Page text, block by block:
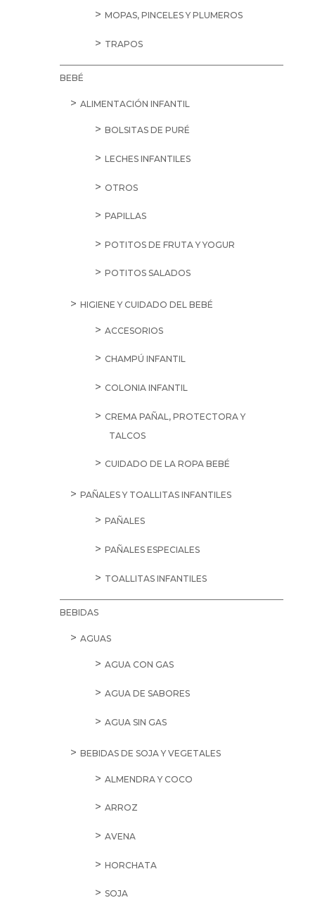
MOPAS, PINCELES Y PLUMEROS
TRAPOS
BEBÉ
ALIMENTACIÓN INFANTIL
BOLSITAS DE PURÉ
LECHES INFANTILES
OTROS
PAPILLAS
POTITOS DE FRUTA Y YOGUR
POTITOS SALADOS
HIGIENE Y CUIDADO DEL BEBÉ
ACCESORIOS
CHAMPÚ INFANTIL
COLONIA INFANTIL
CREMA PAÑAL, PROTECTORA Y
TALCOS
CUIDADO DE LA ROPA BEBÉ
PAÑALES Y TOALLITAS INFANTILES
PAÑALES
PAÑALES ESPECIALES
TOALLITAS INFANTILES
BEBIDAS
AGUAS
AGUA CON GAS
AGUA DE SABORES
AGUA SIN GAS
BEBIDAS DE SOJA Y VEGETALES
ALMENDRA Y COCO
ARROZ
AVENA
HORCHATA
SOJA